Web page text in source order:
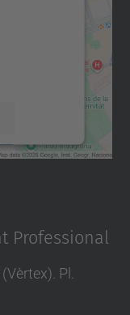
Professional
Pl.